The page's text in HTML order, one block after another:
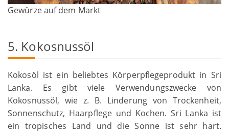
Gewürze auf dem Markt
5. Kokosnussöl
Kokosöl ist ein beliebtes Körperpflegeprodukt in Sri
Lanka. Es gibt viele Verwendungszwecke von
Kokosnussöl, wie z. B. Linderung von Trockenheit,
Sonnenschutz, Haarpflege und Kochen. Sri Lanka ist
ein tropisches Land und die Sonne ist sehr hart.